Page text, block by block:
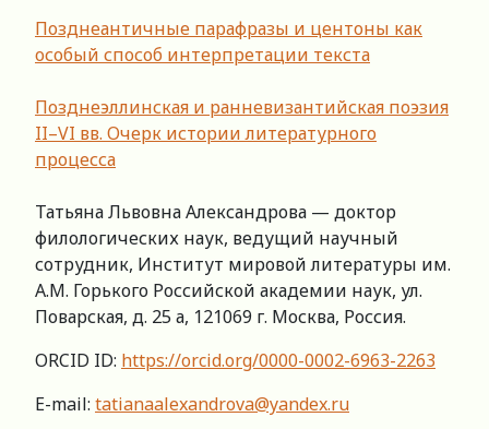
Позднеантичные парафразы и центоны как
особый способ интерпретации текста
Позднеэллинская и ранневизантийская поэзия
II–VI вв. Очерк истории литературного
процесса
Татьяна Львовна Александрова — доктор
филологических наук, ведущий научный
сотрудник, Институт мировой литературы им.
А.М. Горького Российской академии наук, ул.
Поварская, д. 25 а, 121069 г. Москва, Россия.
ORCID ID: https://orcid.org/0000-0002-6963-2263
E-mail: tatianaalexandrova@yandex.ru